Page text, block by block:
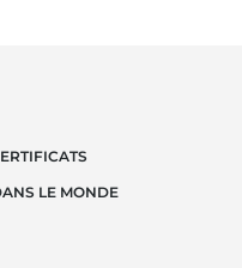
LE MONDE